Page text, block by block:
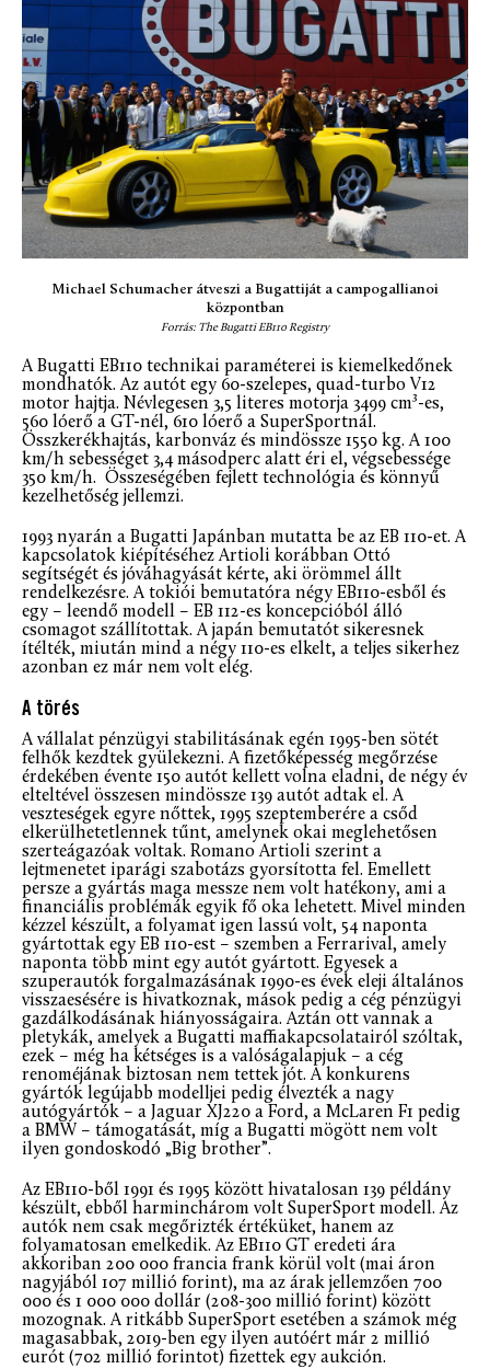
Michael Schumacher átveszi a Bugattiját a campogallianoi
központban
Forrás: The Bugatti EB110 Registry
A Bugatti EB110 technikai paraméterei is kiemelkedőnek
mondhatók. Az autót egy 60-szelepes, quad-turbo V12
motor hajtja. Névlegesen 3,5 literes motorja 3499 cm³-es,
560 lóerő a GT-nél, 610 lóerő a SuperSportnál.
Összkerékhajtás, karbonváz és mindössze 1550 kg. A 100
km/h sebességet 3,4 másodperc alatt éri el, végsebessége
350 km/h. Összeségében fejlett technológia és könnyű
kezelhetőség jellemzi.
1993 nyarán a Bugatti Japánban mutatta be az EB 110-et. A
kapcsolatok kiépítéséhez Artioli korábban Ottó
segítségét és jóváhagyását kérte, aki örömmel állt
rendelkezésre. A tokiói bemutatóra négy EB110-esből és
egy – leendő modell – EB 112-es koncepcióból álló
csomagot szállítottak. A japán bemutatót sikeresnek
ítélték, miután mind a négy 110-es elkelt, a teljes sikerhez
azonban ez már nem volt elég.
A törés
A vállalat pénzügyi stabilitásának egén 1995-ben sötét
felhők kezdtek gyülekezni. A fizetőképesség megőrzése
érdekében évente 150 autót kellett volna eladni, de négy év
elteltével összesen mindössze 139 autót adtak el. A
veszteségek egyre nőttek, 1995 szeptemberére a csőd
elkerülhetetlennek tűnt, amelynek okai meglehetősen
szerteágazóak voltak. Romano Artioli szerint a
lejtmenetet iparági szabotázs gyorsította fel. Emellett
persze a gyártás maga messze nem volt hatékony, ami a
financiális problémák egyik fő oka lehetett. Mivel minden
kézzel készült, a folyamat igen lassú volt, 54 naponta
gyártottak egy EB 110-est – szemben a Ferrarival, amely
naponta több mint egy autót gyártott. Egyesek a
szuperautók forgalmazásának 1990-es évek eleji általános
visszaesésére is hivatkoznak, mások pedig a cég pénzügyi
gazdálkodásának hiányosságaira. Aztán ott vannak a
pletykák, amelyek a Bugatti maffiakapcsolatairól szóltak,
ezek – még ha kétséges is a valóságalapjuk – a cég
renoméjának biztosan nem tettek jót. A konkurens
gyártók legújabb modelljei pedig élvezték a nagy
autógyártók – a Jaguar XJ220 a Ford, a McLaren F1 pedig
a BMW – támogatását, míg a Bugatti mögött nem volt
ilyen gondoskodó „Big brother”.
Az EB110-ből 1991 és 1995 között hivatalosan 139 példány
készült, ebből harminchárom volt SuperSport modell. Az
autók nem csak megőrizték értéküket, hanem az
folyamatosan emelkedik. Az EB110 GT eredeti ára
akkoriban 200 000 francia frank körül volt (mai áron
nagyjából 107 millió forint), ma az árak jellemzően 700
000 és 1 000 000 dollár (208-300 millió forint) között
mozognak. A ritkább SuperSport esetében a számok még
magasabbak, 2019-ben egy ilyen autóért már 2 millió
eurót (702 millió forintot) fizettek egy aukción.